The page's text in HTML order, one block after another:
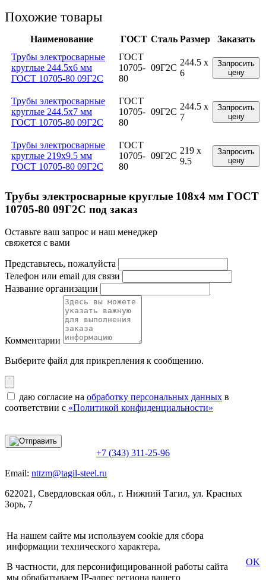
Похожие товары
Наименование ГОСТ Сталь Размер
Заказать
Трубы электросварные
круглые 244.5x6 мм
ГОСТ 10705-80 09Г2С
ГОСТ
10705-
80
09Г2С
244.5 x
6
Запросить
цену
Трубы электросварные
круглые 244.5x7 мм
ГОСТ 10705-80 09Г2С
ГОСТ
10705-
80
09Г2С
244.5 x
7
Запросить
цену
Трубы электросварные
круглые 219x9.5 мм
ГОСТ 10705-80 09Г2С
ГОСТ
10705-
80
09Г2С
219 x
9.5
Запросить
цену
Трубы электросварные круглые 108x4 мм ГОСТ
10705-80 09Г2С под заказ
Оставьте ваш запрос и наш менеджер
свяжется с вами
Представьтесь, пожалуйста
Телефон или email для связи
Название организации
Комментарии
Выберите файл для прикрепления к сообщению.
даю согласие на обработку персональных данных в
соответствии с «Политикой конфиденциальности»
+7 (343) 311-25-96
Email: nttzm@tagil-steel.ru
622021, Свердловская обл., г. Нижний Тагил, ул. Красных
Зорь, 7
На нашем сайте мы используем cookie для сбора
информации технического характера.
В частности, для персонифицированной работы сайта
мы обрабатываем IP-адрес региона вашего
OK